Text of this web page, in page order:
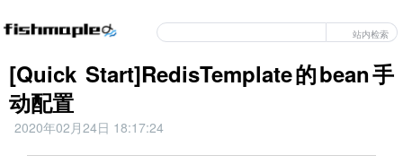
站内检索
[Quick Start]RedisTemplate的bean手
动配置
2020年02月24日 18:17:24